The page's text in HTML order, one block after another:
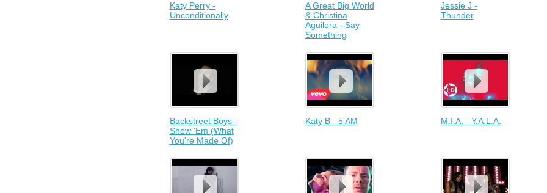
Katy Perry -
Unconditionally
A Great Big World
& Christina
Aguilera - Say
Something
Jessie J -
Thunder
Backstreet Boys -
Show 'Em (What
You're Made Of)
Katy B - 5 AM M.I.A. - Y.A.L.A.